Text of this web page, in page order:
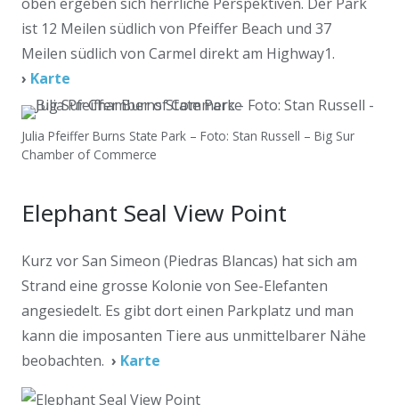
ist 12 Meilen südlich von Pfeiffer Beach und 37
Meilen südlich von Carmel direkt am Highway1.
› Karte
Julia Pfeiffer Burns State Park – Foto: Stan Russell – Big Sur
Chamber of Commerce
Elephant Seal View Point
Kurz vor San Simeon (Piedras Blancas) hat sich am
Strand eine grosse Kolonie von See-Elefanten
angesiedelt. Es gibt dort einen Parkplatz und man
kann die imposanten Tiere aus unmittelbarer Nähe
beobachten. › Karte